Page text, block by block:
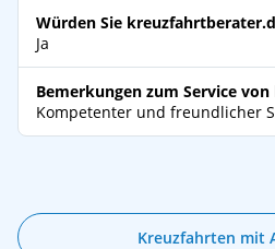
Würden Sie
Ja
Bemerkungen zum Service
Kompetenter und freundlicher
Kreuzfahrten mit